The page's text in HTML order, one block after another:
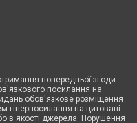
попередньої згоди
посилання на
обов'язкове розміщення
гіперпосилання на цитовані
в якості джерела. Порушення